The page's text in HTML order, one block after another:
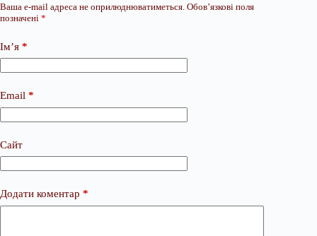
Ваша e-mail адреса не оприлюднюватиметься. Обов’язкові поля
позначені *
Ім’я *
Email *
Сайт
Додати коментар *